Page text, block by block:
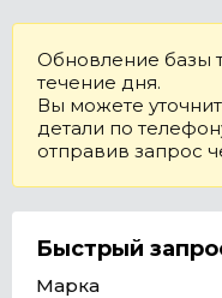
Обновление базы
течение дня.
Вы можете
детали по
отправив запрос
Быстрый
Марка